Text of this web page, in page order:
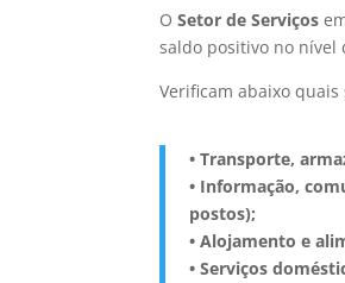
OSetor de Serviços
saldo positivo no nível
Verificam abaixo
• Transporte,
• Informação,
postos);
• Alojamento e
• Serviços